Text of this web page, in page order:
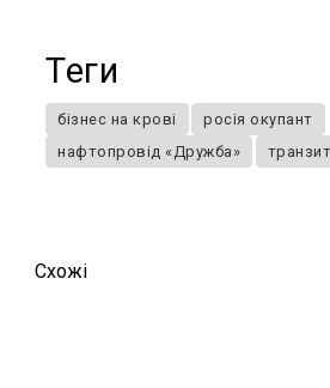
Теги
бізнес на крові
росія окупант
нафтопровід «Дружба»
Схожi